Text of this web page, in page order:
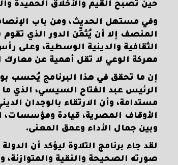
حين تصبح القيم والأخلاق الحميدة
وفي مستهل الحديث، ومن باب
المنصف إلا أن يُثمِّن الدور الذي تقوم
الثقافية والدينية الوسطية، وعلى
معركة الوعي لا تقل أهمية عن معارك
إن ما تحقق في هذا البرنامج يُحسب
الرئيس عبد الفتاح السيسي، الذي
مستدامة، وأن الارتقاء بالوجدان
الأوقاف المصرية، قيادة ومؤسسات،
وبين جمال الأداء وعمق المعنى.
لقد جاء برنامج التلاوة ليؤكد أن
صورته الصحيحة والنقية